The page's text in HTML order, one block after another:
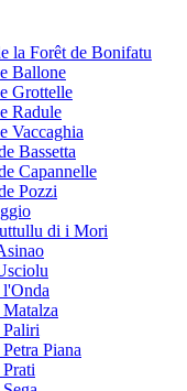
la Forêt de Bonifatu
Ballone
Grottelle
Radule
Vaccaghia
Bassetta
Capannelle
Pozzi
di i Mori
l'Onda
Paliri
Piana